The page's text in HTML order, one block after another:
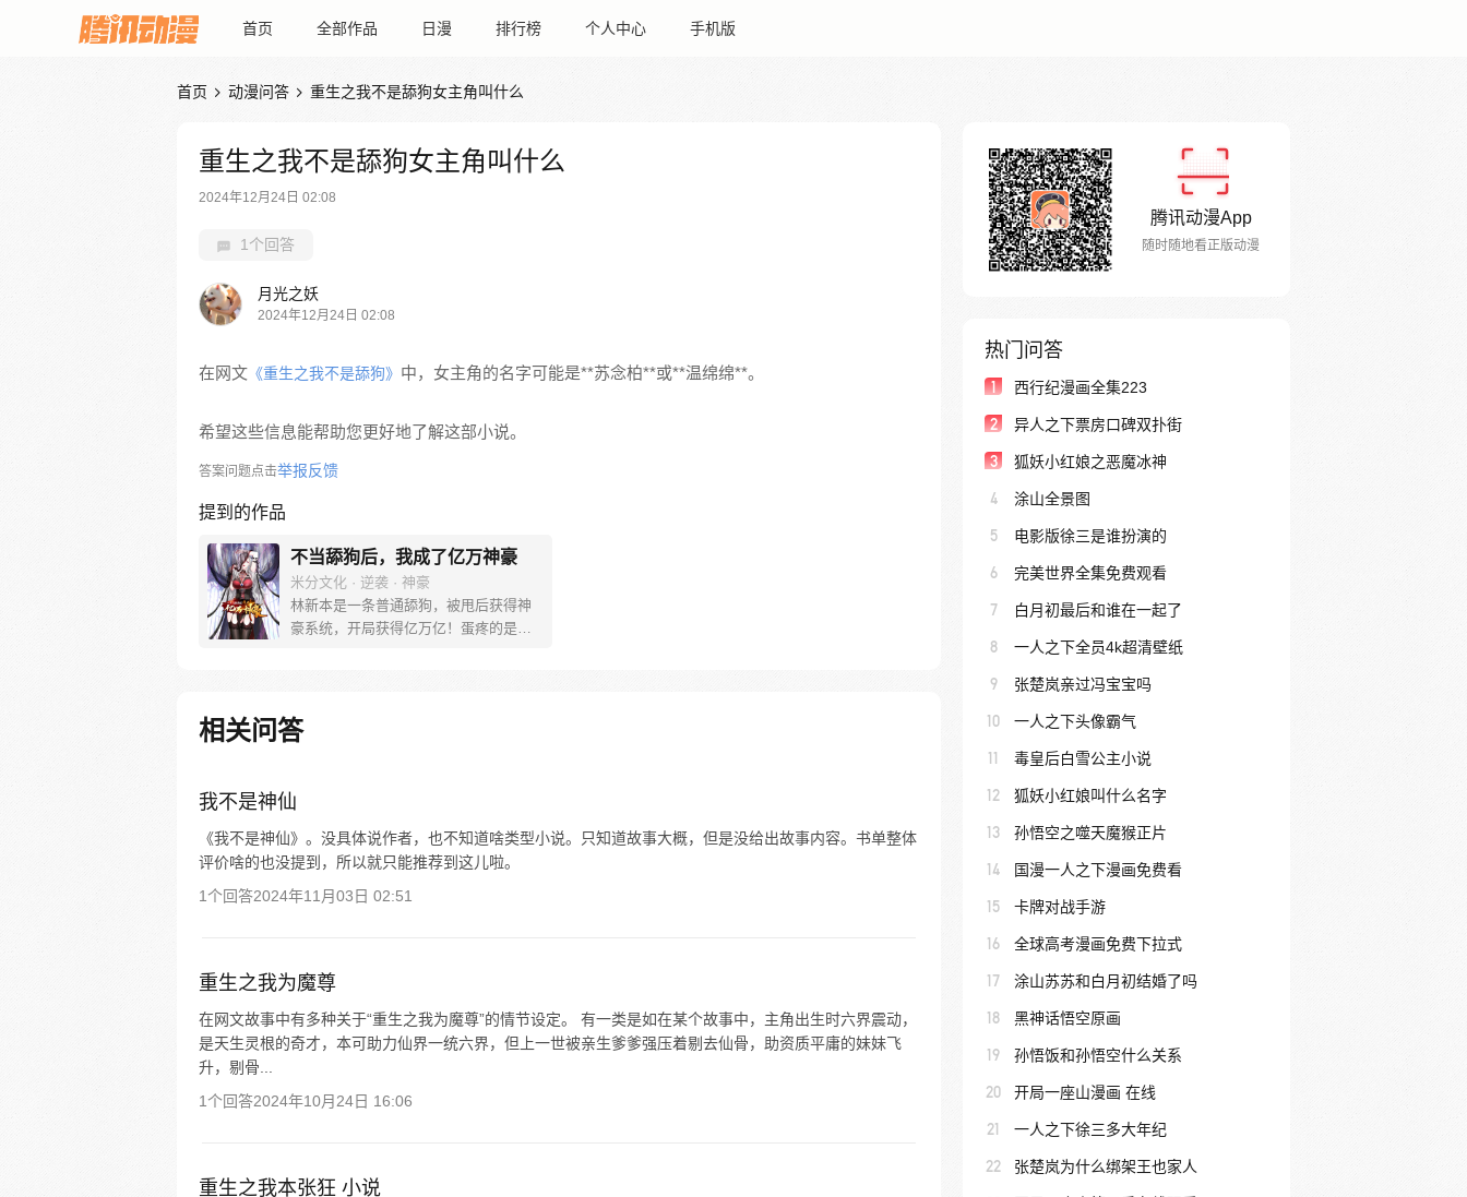
首页 全部作品 日漫 排行榜 个人中心 手机版
首页  动漫问答  重生之我不是舔狗女主角叫什么
重生之我不是舔狗女主角叫什么
2024年12月24日 02:08
1个回答
月光之妖
2024年12月24日 02:08
在网文 《重生之我不是舔狗》 中，女主角的名字可能是**苏念柏**或**温绵绵**。
希望这些信息能帮助您更好地了解这部小说。
答案问题点击举报反馈
提到的作品
不当舔狗后，我成了亿万神豪
米分文化 · 逆袭 · 神豪
林新本是一条普通舔狗，被甩后获得神
豪系统，开局获得亿万亿！蛋疼的是，
相关问答
我不是神仙
《我不是神仙》。没具体说作者，也不知道啥类型小说。只知道故事大概，但是没给出故事内容。书单整体
评价啥的也没提到，所以就只能推荐到这儿啦。
1个回答2024年11月03日 02:51
重生之我为魔尊
在网文故事中有多种关于“重生之我为魔尊”的情节设定。 有一类是如在某个故事中，主角出生时六界震动，
是天生灵根的奇才，本可助力仙界一统六界，但上一世被亲生爹爹强压着剔去仙骨，助资质平庸的妹妹飞
升，剔骨...
1个回答2024年10月24日 16:06
重生之我本张狂 小说
腾讯动漫App
随时随地看正版动漫
热门问答
1 西行纪漫画全集223
2 异人之下票房口碑双扑街
3 狐妖小红娘之恶魔冰神
4 涂山全景图
5 电影版徐三是谁扮演的
6 完美世界全集免费观看
7 白月初最后和谁在一起了
8 一人之下全员4k超清壁纸
9 张楚岚亲过冯宝宝吗
10 一人之下头像霸气
11 毒皇后白雪公主小说
12 狐妖小红娘叫什么名字
13 孙悟空之噬天魔猴正片
14 国漫一人之下漫画免费看
15 卡牌对战手游
16 全球高考漫画免费下拉式
17 涂山苏苏和白月初结婚了吗
18 黑神话悟空原画
19 孙悟饭和孙悟空什么关系
20 开局一座山漫画 在线
21 一人之下徐三多大年纪
22 张楚岚为什么绑架王也家人